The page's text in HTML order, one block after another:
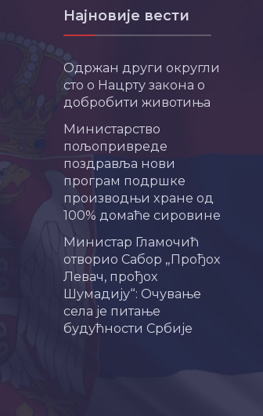
Најновије вести
Одржан други округли
сто о Нацрту закона о
добробити животиња
Министарство
пољопривреде
поздравља нови
програм подршке
производњи хране од
100% домаће сировине
Министар Гламочић
отворио Сабор „Прођох
Левач, прођох
Шумадију“: Очување
села је питање
будућности Србије